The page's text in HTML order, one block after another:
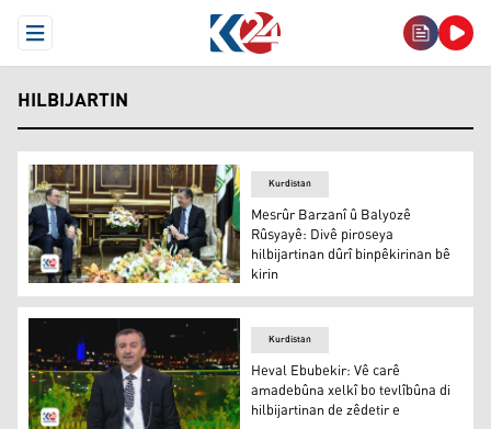
Open Menu
HILBIJARTIN
Mesrûr Barzanî û Elbrus Kutrashev
Kurdistan
Mesrûr Barzanî û Balyozê
Rûsyayê: Divê piroseya
hilbijartinan dûrî binpêkirinan bê
kirin
Kurdistan
Heval Ebubekir: Vê carê
amadebûna xelkî bo tevlîbûna di
hilbijartinan de zêdetir e